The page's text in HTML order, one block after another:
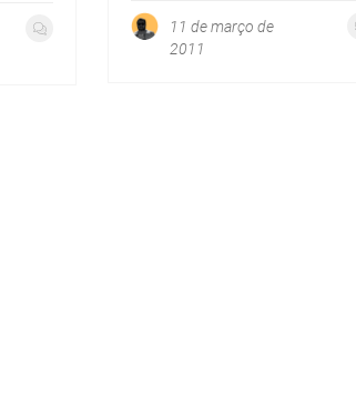
11 de março de
2011